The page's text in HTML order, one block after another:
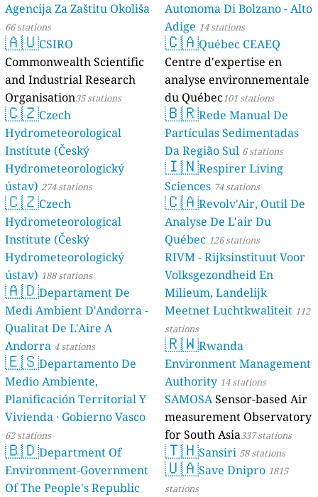
Agencija Za Zaštitu Okoliša
66 stations
🇦🇺CSIRO
Commonwealth Scientific
and Industrial Research
Organisation35 stations
🇨🇿Czech
Hydrometeorological
Institute (Český
Hydrometeorologický
ústav) 274 stations
🇨🇿Czech
Hydrometeorological
Institute (Český
Hydrometeorologický
ústav) 188 stations
🇦🇩Departament De
Medi Ambient D'Andorra -
Qualitat De L'Aire A
Andorra 4 stations
🇪🇸Departamento De
Medio Ambiente,
Planificación Territorial Y
Vivienda · Gobierno Vasco
62 stations
🇧🇩Department Of
Environment-Government
Of The People's Republic
Autonoma Di Bolzano - Alto
Adige 14 stations
🇨🇦Québec CEAEQ
Centre d'expertise en
analyse environnementale
du Québec101 stations
🇧🇷Rede Manual De
Partículas Sedimentadas
Da Região Sul 6 stations
🇮🇳Respirer Living
Sciences 74 stations
🇨🇦Revolv'Air, Outil De
Analyse De L'air Du
Québec 126 stations
RIVM - Rijksinstituut Voor
Volksgezondheid En
Milieum, Landelijk
Meetnet Luchtkwaliteit 112
stations
🇷🇼Rwanda
Environment Management
Authority 14 stations
SAMOSASensor-based Air
measurement Observatory
for South Asia337 stations
🇹🇭Sansiri 58 stations
🇺🇦Save Dnipro 1815
stations